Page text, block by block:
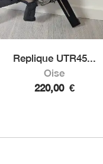
Replique UTR45...
Oise
220,00 €